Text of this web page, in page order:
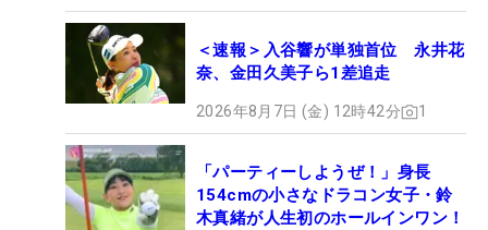
＜速報＞入谷響が単独首位 永井花
奈、金田久美子ら1差追走
2026年8月7日 (金) 12時42分 1
「パーティーしようぜ！」身長
154cmの小さなドラコン女子・鈴
木真緒が人生初のホールインワン！